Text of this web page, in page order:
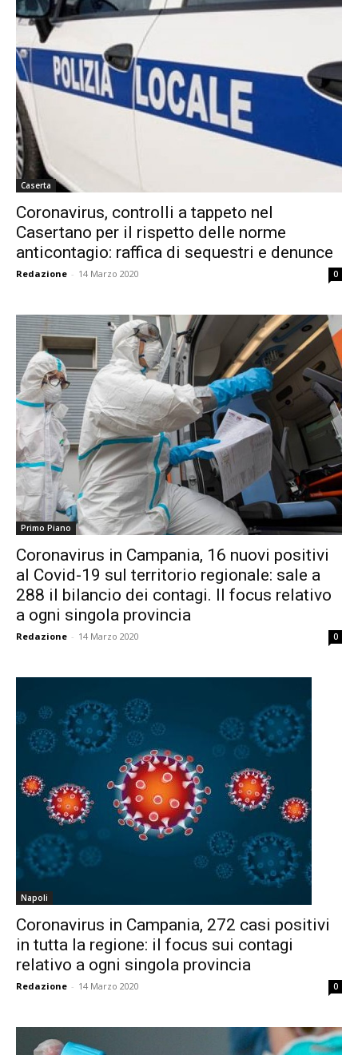
Caserta
Coronavirus, controlli a tappeto nel
Casertano per il rispetto delle norme
anticontagio: raffica di sequestri e denunce
Redazione - 14 Marzo 2020 0
Primo Piano
Coronavirus in Campania, 16 nuovi positivi
al Covid-19 sul territorio regionale: sale a
288 il bilancio dei contagi. Il focus relativo
a ogni singola provincia
Redazione - 14 Marzo 2020 0
Napoli
Coronavirus in Campania, 272 casi positivi
in tutta la regione: il focus sui contagi
relativo a ogni singola provincia
Redazione - 14 Marzo 2020 0